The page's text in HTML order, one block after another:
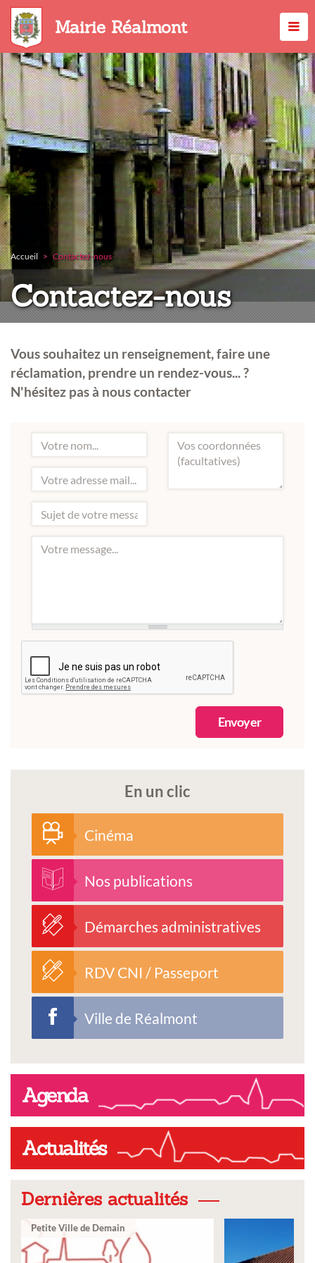
Aller
contenu
principal
Mairie Réalmont
Accueil Contactez-nous
Contactez-nous
Vous souhaitez un renseignement, faire une
réclamation, prendre un rendez-vous... ?
N'hésitez pas à nous contacter
Envoyer
En un clic
Cinéma
Nos publications
Démarches administratives
RDV CNI / Passeport
Ville de Réalmont
Agenda
Actualités
Dernières actualités